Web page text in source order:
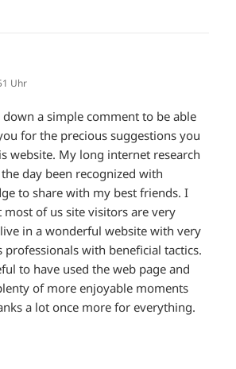
Uhr
a simple comment to be able
for the precious suggestions you
website. My long internet research
day been recognized with
to share with my best friends. I
most of us site visitors are very
in a wonderful website with very
professionals with beneficial tactics.
to have used the web page and
of more enjoyable moments
a lot once more for everything.